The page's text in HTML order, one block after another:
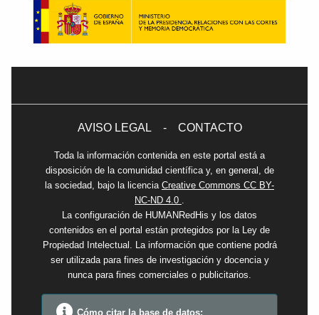
AVISO LEGAL - CONTACTO
Toda la información contenida en este portal está a
disposición de la comunidad científica y, en general, de
la sociedad, bajo la licencia Creative Commons CC BY-
NC-ND 4.0
La configuración de HUMANRedHis y los datos
contenidos en el portal están protegidos por la Ley de
Propiedad Intelectual. La información que contiene podrá
ser utilizada para fines de investigación y docencia y
nunca para fines comerciales o publicitarios.
Cómo citar la base de datos: